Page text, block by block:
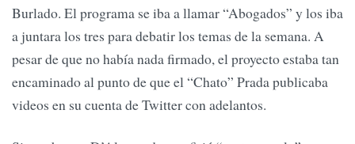
Burlado. El programa se iba a llamar “Abogados” y los iba
a juntara los tres para debatir los temas de la semana. A
pesar de que no había nada firmado, el proyecto estaba tan
encaminado al punto de que el “Chato” Prada publicaba
videos en su cuenta de Twitter con adelantos.